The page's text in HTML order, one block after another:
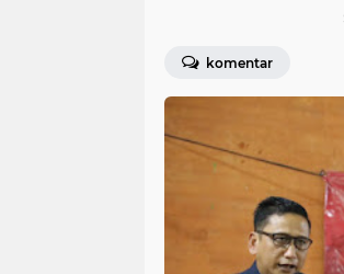
komentar